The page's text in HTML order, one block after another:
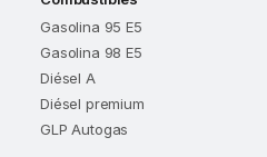
Gasolina 95 E5
Gasolina 98 E5
Diésel A
Diésel premium
GLP Autogas